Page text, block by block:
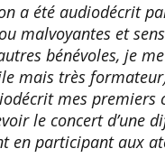
a été audiodécrit
malvoyantes et
bénévoles, je
mais très
mes premiers
le concert d’une
en participant aux